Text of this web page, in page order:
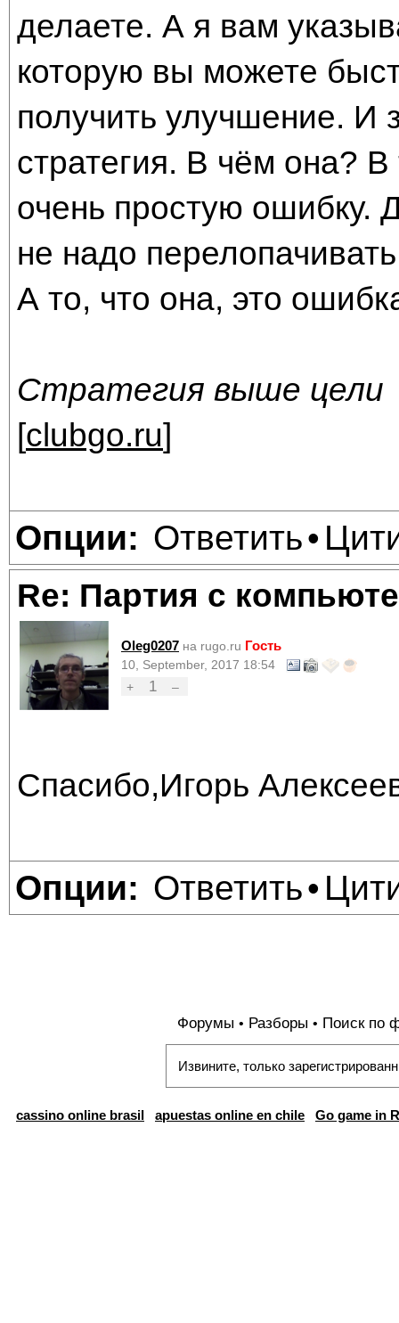
делаете. А я вам
которую вы можете
получить улучшение. И
стратегия. В чём она?
очень простую ошибку.
не надо
А то, что она, это
Стратегия выше цели
[clubgo.ru]
Опции: Ответить•
Re: Партия с
Oleg0207 на rugo.ru Гость
10, September, 2017 18:54
+
1 –
Спасибо,Игорь
Опции: Ответить•
Форумы • Разборы • Поиск по
Извините, только
cassino online brasil apuestas online en chile Go game in